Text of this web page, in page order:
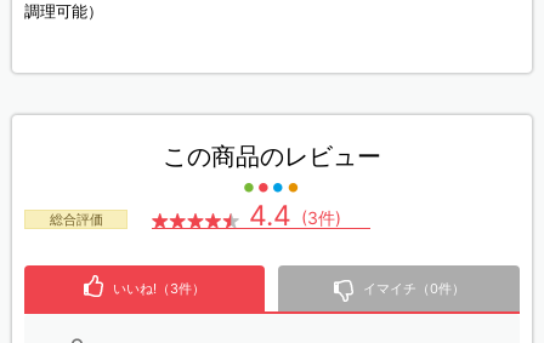
調理可能）
この商品のレビュー
総合評価 4.4 (3件)
いいね!（3件） イマイチ（0件）